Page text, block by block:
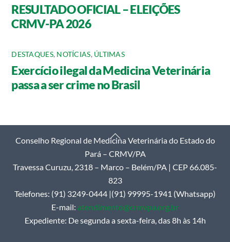
RESULTADO OFICIAL – ELEIÇÕES
CRMV-PA 2026
DESTAQUES, NOTÍCIAS, ÚLTIMAS
Exercício ilegal da Medicina Veterinária
passa a ser crime no Brasil
Back
To
Top
Conselho Regional de Medicina Veterinária do Estado do
Pará – CRMV/PA
Travessa Curuzu, 2318 – Marco – Belém/PA | CEP 66.085-
823
Telefones: (91) 3249-0444 |(91) 99995-1941 (Whatsapp)
E-mail: atendimento@crmvpa.org.br
Expediente: De segunda a sexta-feira, das 8h às 14h